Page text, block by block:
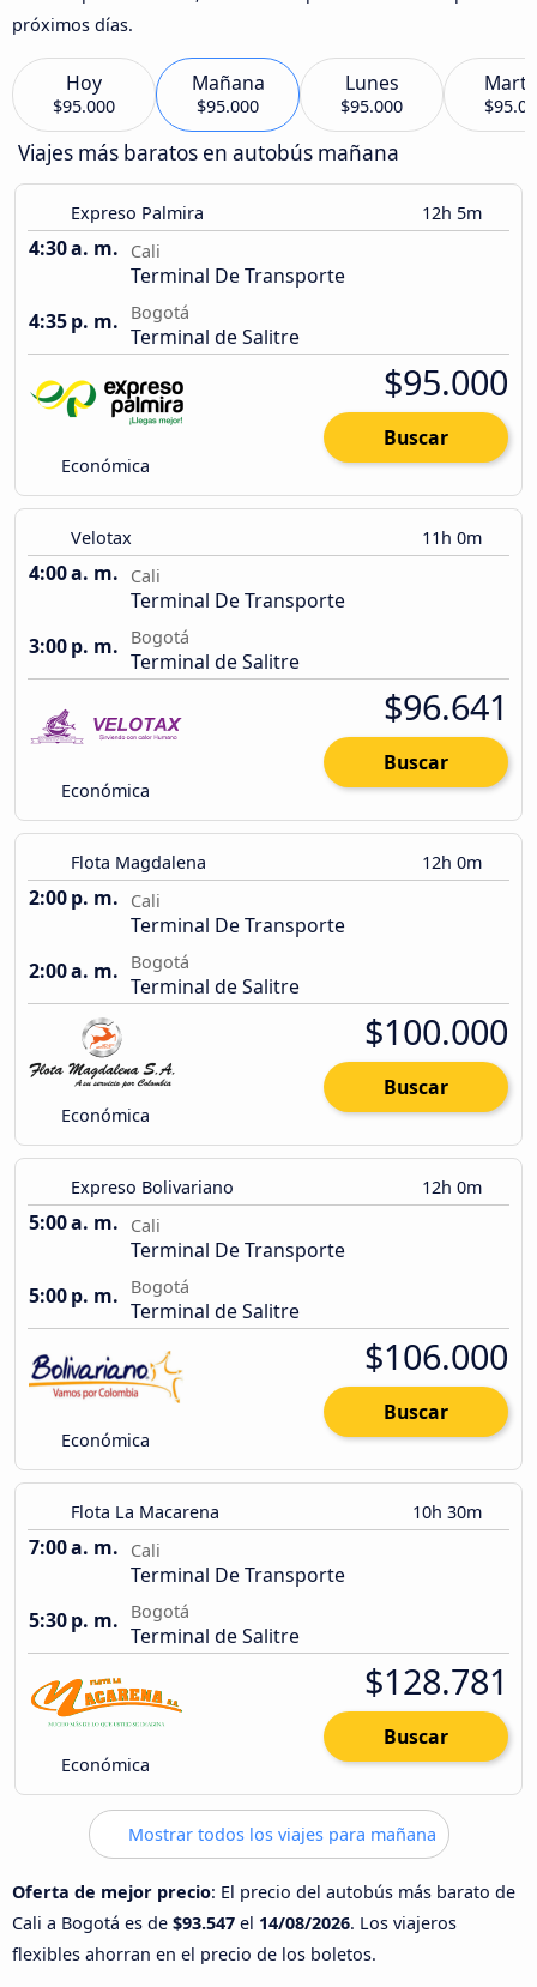
próximos días.
Hoy
$95.000
Mañana
$95.000
Lunes
$95.000
Viajes más baratos en autobús mañana
Expreso Palmira 12h 5m
4:30 a. m. Cali
Terminal De Transporte
4:35 p. m.
Bogotá
Terminal de Salitre
Económica
$95.000
Buscar
Velotax 11h 0m
4:00 a. m. Cali
Terminal De Transporte
3:00 p. m.
Bogotá
Terminal de Salitre
Económica
$96.641
Buscar
Flota Magdalena 12h 0m
2:00 p. m. Cali
Terminal De Transporte
2:00 a. m.
Bogotá
Terminal de Salitre
Económica
$100.000
Buscar
Expreso Bolivariano 12h 0m
5:00 a. m. Cali
Terminal De Transporte
5:00 p. m.
Bogotá
Terminal de Salitre
Económica
$106.000
Buscar
Flota La Macarena 10h 30m
7:00 a. m. Cali
Terminal De Transporte
5:30 p. m.
Bogotá
Terminal de Salitre
Económica
$128.781
Buscar
Mostrar todos los viajes para mañana
Oferta de mejor precio: El precio del autobús más barato de
Cali a Bogotá es de $93.547 el 14/08/2026. Los viajeros
flexibles ahorran en el precio de los boletos.